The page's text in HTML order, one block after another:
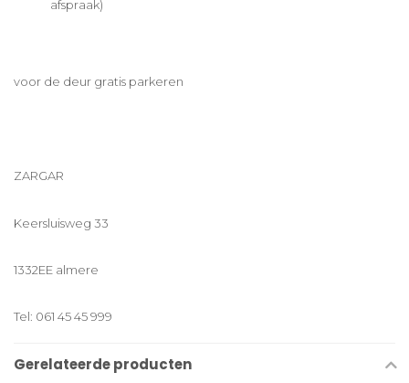
afspraak)
voor de deur gratis parkeren
ZARGAR
Keersluisweg 33
1332EE almere
Tel: 061 45 45 999
Gerelateerde producten